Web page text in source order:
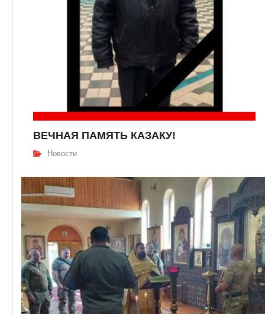
ВЕЧНАЯ ПАМЯТЬ КАЗАКУ!
Новости